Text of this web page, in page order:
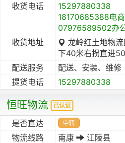
收货电话
15297880338
18170685388电商
07976589502办
收货地址
龙岭红土地物
下40米右拐直进
配送服务
配送、安装、维修
提货电话
15297880338
恒旺物流 已认证
是否直达 中转
物流线路 南康
江陵县